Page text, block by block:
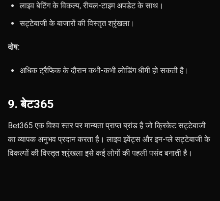
लाइव बेटिंग के विकल्प, रीयल-टाइम अपडेट के साथ।
सट्टेबाजी के बाजारों की विस्तृत श्रृंखला।
दोष:
अधिक ट्रैफिक के दौरान कभी-कभी लोडिंग धीमी हो सकती है।
9. बेट365
Bet365 एक विश्व स्तर पर मान्यता प्राप्त ब्रांड है जो क्रिकेट सट्टेबाजी
का व्यापक अनुभव प्रदान करता है। लाइव इवेंट्स और इन-प्ले सट्टेबाजी के
विकल्पों की विस्तृत श्रृंखला इसे कई लोगों की पहली पसंद बनाती है।